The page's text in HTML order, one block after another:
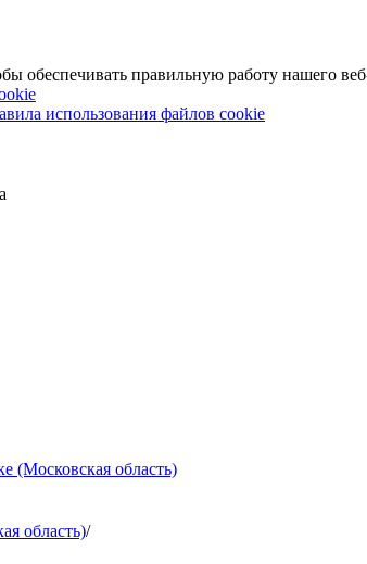
обеспечивать правильную работу нашего
использования файлов cookie
(Московская область)
область)/